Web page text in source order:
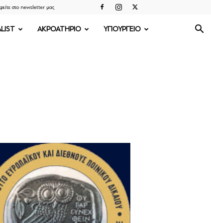
στο newsletter μας
ΑΚΡΟΑΤΗΡΙΟ ΥΠΟΥΡΓΕΙΟ